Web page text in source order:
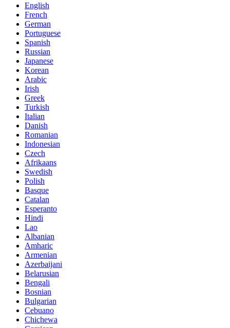
English
French
German
Portuguese
Spanish
Russian
Japanese
Korean
Arabic
Irish
Greek
Turkish
Italian
Danish
Romanian
Indonesian
Czech
Afrikaans
Swedish
Polish
Basque
Catalan
Esperanto
Hindi
Lao
Albanian
Amharic
Armenian
Azerbaijani
Belarusian
Bengali
Bosnian
Bulgarian
Cebuano
Chichewa